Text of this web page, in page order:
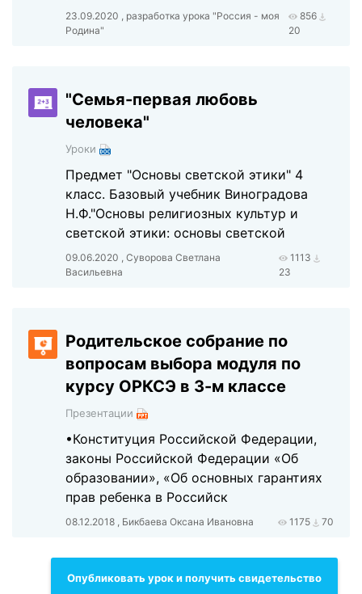
23.09.2020 , разработка урока "Россия - моя
Родина"
856
20
"Семья-первая любовь
человека"
Уроки
Предмет "Основы светской этики" 4
класс. Базовый учебник Виноградова
Н.Ф."Основы религиозных культур и
светской этики: основы светской
09.06.2020 , Суворова Светлана
Васильевна
1113
23
Родительское собрание по
вопросам выбора модуля по
курсу ОРКСЭ в 3-м классе
Презентации
•Конституция Российской Федерации,
законы Российской Федерации «Об
образовании», «Об основных гарантиях
прав ребенка в Российск
08.12.2018 , Бикбаева Оксана Ивановна 1175 70
Опубликовать урок и получить свидетельство